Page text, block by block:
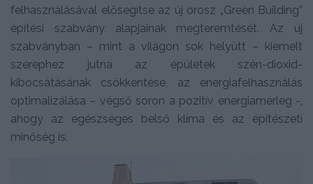
felhasználásával elősegítse az új orosz „Green Building”
építési szabvány alapjainak megteremtését. Az új
szabványban – mint a világon sok helyütt – kiemelt
szerephez jutna az épületek szén-dioxid-
kibocsátásának csökkentése, az energiafelhasználás
optimalizálása – végső soron a pozitív energiamérleg -,
ahogy az egészséges belső klíma és az építészeti
minőség is.